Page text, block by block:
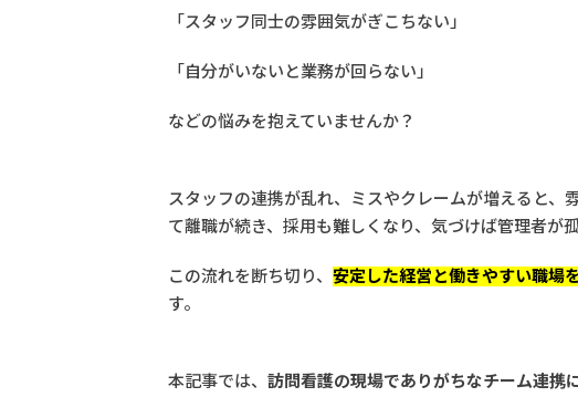
「スタッフ同士の雰囲気がぎこちない」
「自分がいないと業務が回らない」
などの悩みを抱えていませんか？
スタッフの連携が乱れ、ミスやクレームが増えると
て離職が続き、採用も難しくなり、気づけば管理者が
この流れを断ち切り、 安定した経営と働きやすい職場
す。
本記事では、 訪問看護の現場でありがちなチーム連携